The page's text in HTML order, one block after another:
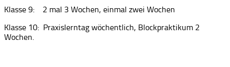
Klasse 9: 2 mal 3 Wochen, einmal zwei Wochen
Klasse 10: Praxislerntag wöchentlich, Blockpraktikum 2
Wochen.